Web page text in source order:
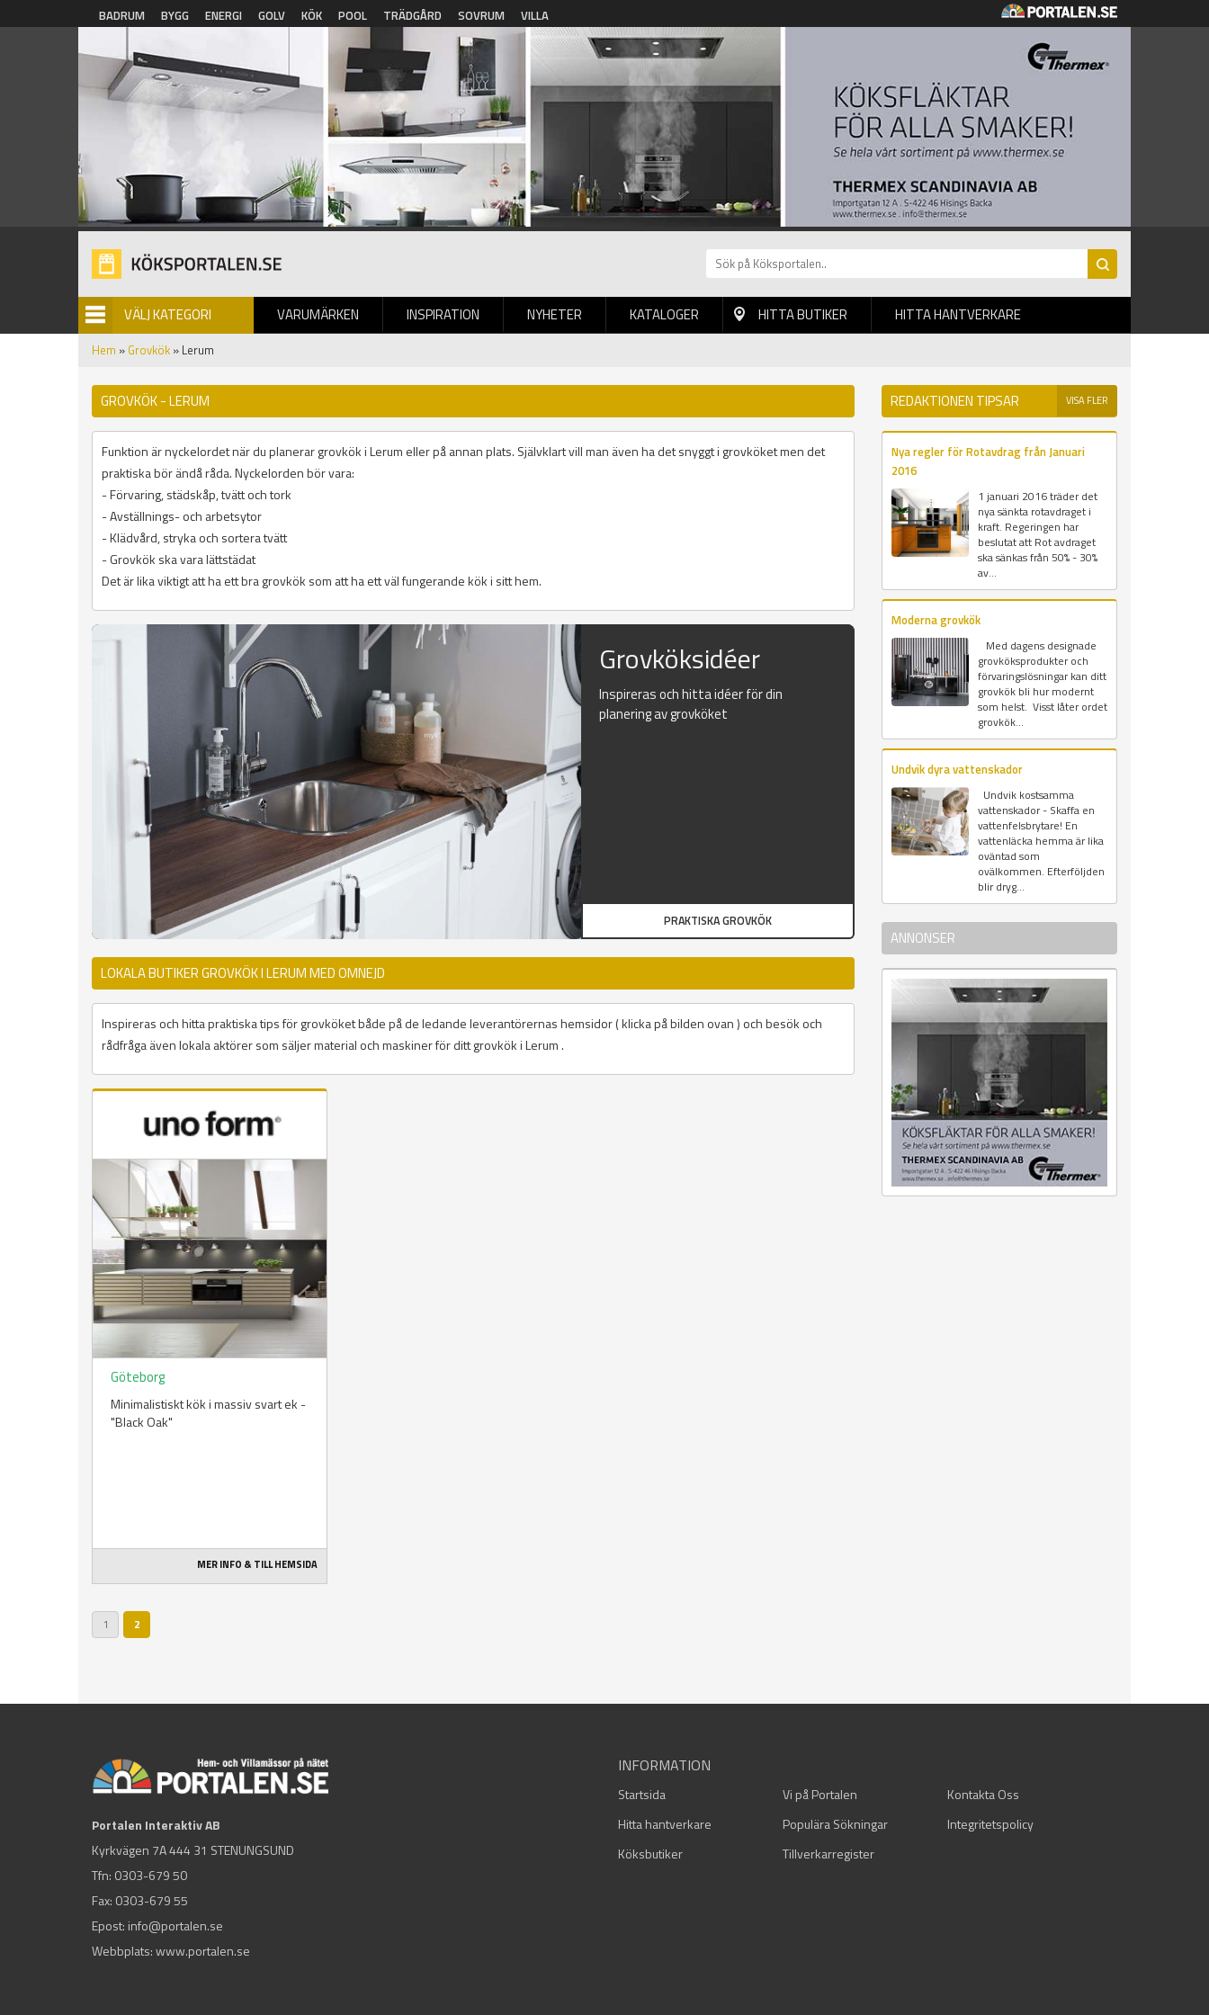
Hoppa till huvudinnehåll
BADRUM BYGG ENERGI GOLV KÖK POOL TRÄDGÅRD SOVRUM VILLA
VÄLJ KATEGORI VARUMÄRKEN INSPIRATION NYHETER
BILDGALLERI KATALOGER HITTA BUTIKER HITTA HANTVERKARE
Hem » Grovkök » Lerum
GROVKÖK - LERUM
Funktion är nyckelordet när du planerar grovkök i Lerum eller på annan plats. Självklart vill man även ha det snyggt i grovköket men det
praktiska bör ändå råda. Nyckelorden bör vara:
- Förvaring, städskåp, tvätt och tork
- Avställnings- och arbetsytor
- Klädvård, stryka och sortera tvätt
- Grovkök ska vara lättstädat
Det är lika viktigt att ha ett bra grovkök som att ha ett väl fungerande kök i sitt hem.
Grovköksidéer
Inspireras och hitta idéer för din
planering av grovköket
PRAKTISKA GROVKÖK
LOKALA BUTIKER GROVKÖK I LERUM MED OMNEJD
Inspireras och hitta praktiska tips för grovköket både på de ledande leverantörernas hemsidor ( klicka på bilden ovan ) och besök och
rådfråga även lokala aktörer som säljer material och maskiner för ditt grovkök i Lerum .
Göteborg
Minimalistiskt kök i massiv svart ek -
"Black Oak"
MER INFO & TILL HEMSIDA
1 2
REDAKTIONEN TIPSAR VISA FLER
Nya regler för Rotavdrag från Januari
2016
1 januari 2016 träder det
nya sänkta rotavdraget i
kraft. Regeringen har
beslutat att Rot avdraget
ska sänkas från 50% - 30%
av...
Moderna grovkök
Med dagens designade
grovköksprodukter och
förvaringslösningar kan ditt
grovkök bli hur modernt
som helst. Visst låter ordet
grovkök...
Undvik dyra vattenskador
Undvik kostsamma
vattenskador - Skaffa en
vattenfelsbrytare! En
vattenläcka hemma är lika
oväntad som
ovälkommen. Efterföljden
blir dryg...
ANNONSER
Portalen Interaktiv AB
Kyrkvägen 7A 444 31 STENUNGSUND
Tfn: 0303-679 50
Fax: 0303-679 55
Epost: info@portalen.se
Webbplats: www.portalen.se
INFORMATION
Startsida Vi på Portalen
Kontakta Oss
Hitta hantverkare
Populära Sökningar
Integritetspolicy
Köksbutiker
Tillverkarregister